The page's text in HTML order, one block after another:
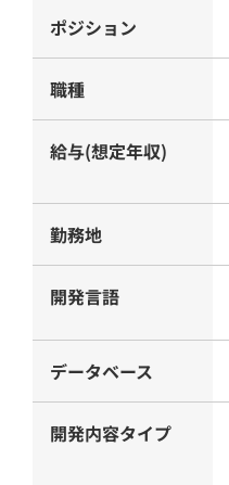
ポジション
職種
給与(想定年収)
勤務地
開発言語
データベース
開発内容タイプ